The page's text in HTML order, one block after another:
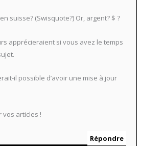
suisse? (Swisquote?) Or, argent? $ ?
apprécieraient si vous avez le temps
il possible d’avoir une mise à jour
vos articles !
Répondre